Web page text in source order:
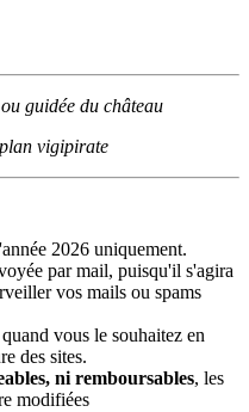
guidée du château
vigipirate
2026 uniquement.
par mail, puisqu'il s'agira
vos mails ou spams
vous le souhaitez en
des sites.
ni remboursables, les
modifiées